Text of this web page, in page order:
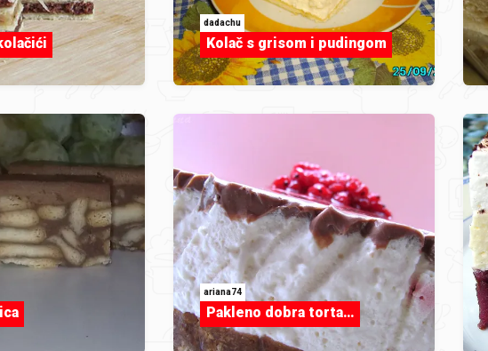
dadachu
Kolač s grisom i pudingom
ariana74
Pakleno dobra torta…